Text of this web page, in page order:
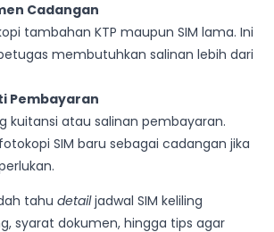
Cadangan
tambahan KTP maupun SIM lama. Ini
membutuhkan salinan lebih dari
Pembayaran
kuitansi atau salinan pembayaran.
SIM baru sebagai cadangan jika
tahu detailjadwal SIM keliling
syarat dokumen, hingga tips agar